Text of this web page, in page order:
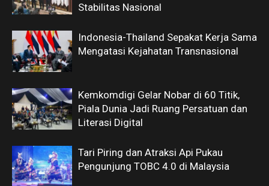
Stabilitas Nasional
Indonesia-Thailand Sepakat Kerja Sama
Mengatasi Kejahatan Transnasional
Kemkomdigi Gelar Nobar di 60 Titik,
Piala Dunia Jadi Ruang Persatuan dan
Literasi Digital
Tari Piring dan Atraksi Api Pukau
Pengunjung TOBC 4.0 di Malaysia